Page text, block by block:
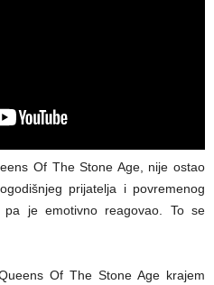
Of The Stone Age, nije ostao
prijatelja i povremenog
pa je emotivno reagovao. To se
Of The Stone Age krajem